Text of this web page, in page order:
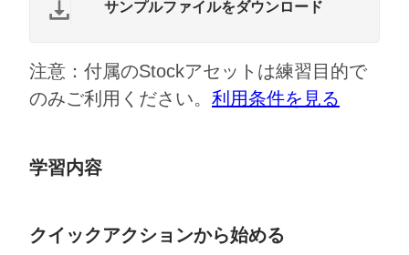
サンプルファイルをダウンロード
注意：付属のStockアセットは練習目的で
のみご利用ください。 利用条件を見る
学習内容
クイックアクションから始める